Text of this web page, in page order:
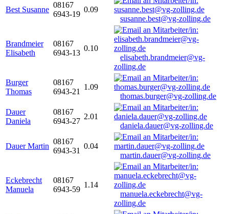
Best Susanne
08167
6943-19
0.09
susanne.best@vg-zolling.de
Brandmeier
Elisabeth
08167
6943-13
0.10
elisabeth.brandmeier@vg-
zolling.de
Burger
Thomas
08167
6943-21
1.09
thomas.burger@vg-zolling.de
Dauer
Daniela
08167
6943-27
2.01
daniela.dauer@vg-zolling.de
Dauer Martin
08167
6943-31
0.04
martin.dauer@vg-zolling.de
Eckebrecht
Manuela
08167
6943-59
1.14
manuela.eckebrecht@vg-
zolling.de